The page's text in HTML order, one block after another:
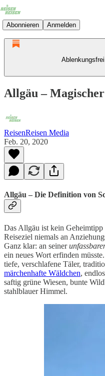
Abonnieren Anmelden
Allgäu –
ReisenReisen Media
Feb. 20, 2020
Allgäu – Die Definition von
Das Allgäu ist kein Geheimtipp
Reiseziel niemals an
Ganz klar: an seiner
ein neues Wort erfinden
tiefe, verschlafene Täler,
märchenhafte Wäldchen, endlos
saftig grüne Wiesen, bunte
stahlblauer Himmel.